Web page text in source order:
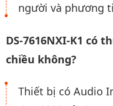
người và phương
DS-7616NXI-K1 có
chiều không?
Thiết bị có Audio